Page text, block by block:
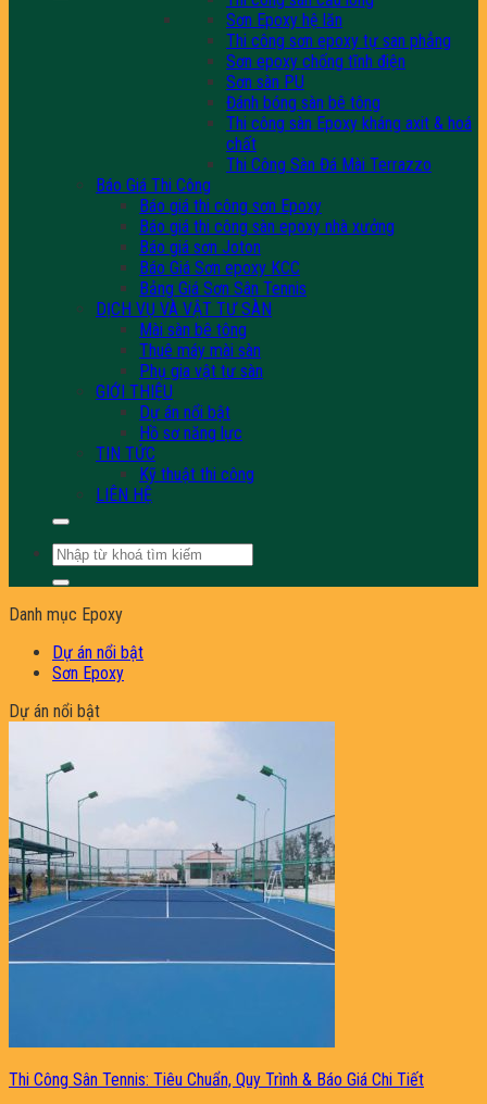
Sơn Epoxy hệ lăn
Thi công sơn epoxy tự san phẳng
Sơn epoxy chống tĩnh điện
Sơn sàn PU
Đánh bóng sàn bê tông
Thi công sàn Epoxy kháng axit & hoá
chất
Thi Công Sàn Đá Mài Terrazzo
Báo Giá Thi Công
Báo giá thi công sơn Epoxy
Báo giá thi công sàn epoxy nhà xưởng
Báo giá sơn Joton
Báo Giá Sơn epoxy KCC
Bảng Giá Sơn Sân Tennis
DỊCH VỤ VÀ VẬT TƯ SÀN
Mài sàn bê tông
Thuê máy mài sàn
Phụ gia vật tư sàn
GIỚI THIỆU
Dự án nổi bật
Hồ sơ năng lực
TIN TỨC
Kỹ thuật thi công
LIÊN HỆ
Tìm
kiếm:
Danh mục Epoxy
Dự án nổi bật
Sơn Epoxy
Dự án nổi bật
Thi Công Sân Tennis: Tiêu Chuẩn, Quy Trình & Báo Giá Chi Tiết